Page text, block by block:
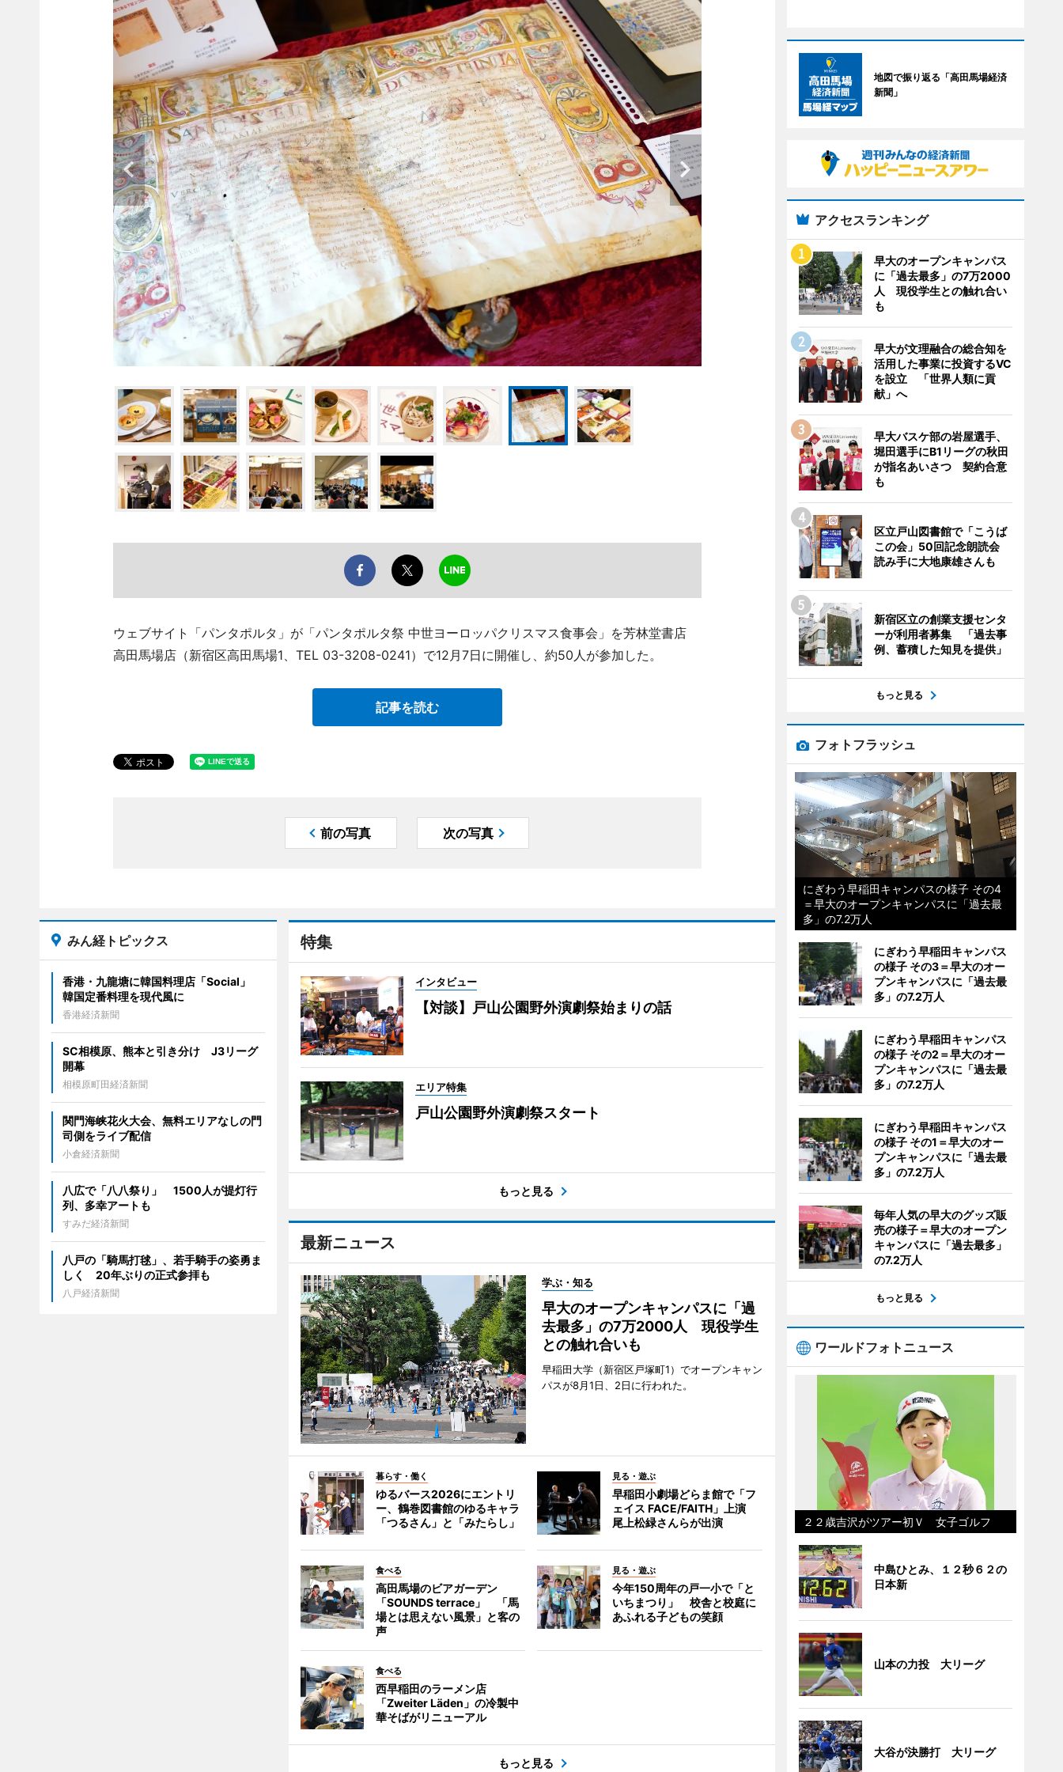
ウェブサイト「パンタポルタ」が「パンタポルタ祭 中世ヨーロッパクリスマス食事会」を芳林堂書店
高田馬場店（新宿区高田馬場1、TEL 03-3208-0241）で12月7日に開催し、約50人が参加した。
記事を読む
前の写真 次の写真
特集
インタビュー
【対談】戸山公園野外演劇祭始まりの話
エリア特集
戸山公園野外演劇祭スタート
もっと見る
最新ニュース
学ぶ・知る
早大のオープンキャンパスに「過
去最多」の7万2000人 現役学生
との触れ合いも
早稲田大学（新宿区戸塚町1）でオープンキャン
パスが8月1日、2日に行われた。
暮らす・働く
ゆるバース2026にエントリ
ー、鶴巻図書館のゆるキャラ
「つるさん」と「みたらし」
見る・遊ぶ
早稲田小劇場どらま館で「フ
ェイス FACE/FAITH」上演
尾上松緑さんらが出演
食べる
高田馬場のビアガーデン
「SOUNDS terrace」 「馬
場とは思えない風景」と客の
声
見る・遊ぶ
今年150周年の戸一小で「と
いちまつり」 校舎と校庭に
あふれる子どもの笑顔
食べる
西早稲田のラーメン店
「Zweiter Läden」の冷製中
華そばがリニューアル
もっと見る
みん経トピックス
香港・九龍塘に韓国料理店「Social」
韓国定番料理を現代風に
香港経済新聞
SC相模原、熊本と引き分け J3リーグ
開幕
相模原町田経済新聞
関門海峡花火大会、無料エリアなしの門
司側をライブ配信
小倉経済新聞
八広で「八八祭り」 1500人が提灯行
列、多幸アートも
すみだ経済新聞
八戸の「騎馬打毬」、若手騎手の姿勇ま
しく 20年ぶりの正式参拝も
八戸経済新聞
地図で振り返る「高田馬場経済
新聞」
アクセスランキング
早大のオープンキャンパス
に「過去最多」の7万2000
人 現役学生との触れ合い
も
早大が文理融合の総合知を
活用した事業に投資するVC
を設立 「世界人類に貢
献」へ
早大バスケ部の岩屋選手、
堀田選手にB1リーグの秋田
が指名あいさつ 契約合意
も
区立戸山図書館で「こうば
この会」50回記念朗読会
読み手に大地康雄さんも
新宿区立の創業支援センタ
ーが利用者募集 「過去事
例、蓄積した知見を提供」
もっと見る
フォトフラッシュ
にぎわう早稲田キャンパスの様子 その4
＝早大のオープンキャンパスに「過去最
多」の7.2万人
にぎわう早稲田キャンパス
の様子 その3＝早大のオー
プンキャンパスに「過去最
多」の7.2万人
にぎわう早稲田キャンパス
の様子 その2＝早大のオー
プンキャンパスに「過去最
多」の7.2万人
にぎわう早稲田キャンパス
の様子 その1＝早大のオー
プンキャンパスに「過去最
多」の7.2万人
毎年人気の早大のグッズ販
売の様子＝早大のオープン
キャンパスに「過去最多」
の7.2万人
もっと見る
ワールドフォトニュース
２２歳吉沢がツアー初Ｖ 女子ゴルフ
中島ひとみ、１２秒６２の
日本新
山本の力投 大リーグ
大谷が決勝打 大リーグ